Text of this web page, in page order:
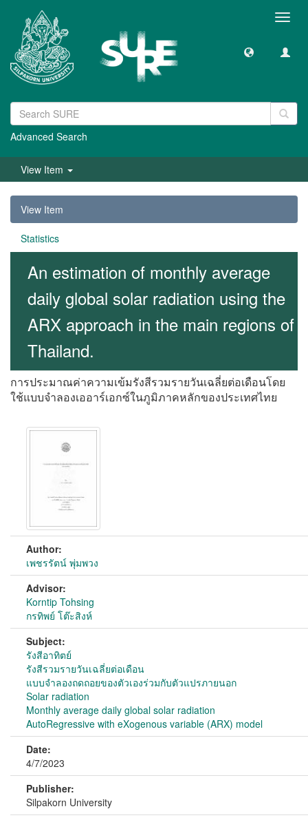
Advanced Search
View Item
View Item
Statistics
An estimation of monthly average
daily global solar radiation using the
ARX approach in the main regions of
Thailand.
การประมาณค่าความเข้มรังสีรวมรายวันเฉลี่ยต่อเดือนโดย
ใช้แบบจำลองเออาร์เอกซ์ในภูมิภาคหลักของประเทศไทย
Author:
เพชรรัตน์ พุ่มพวง
Advisor:
Korntip Tohsing
กรทิพย์ โต๊ะสิงห์
Subject:
รังสีอาทิตย์
รังสีรวมรายวันเฉลี่ยต่อเดือน
แบบจำลองถดถอยของตัวเองร่วมกับตัวแปรภายนอก
Solar radiation
Monthly average daily global solar radiation
AutoRegressive with eXogenous variable (ARX) model
Date:
4/7/2023
Publisher:
Silpakorn University